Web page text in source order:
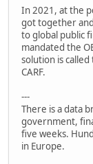
In 2021, at the
got together
to global public
mandated the
solution is
CARF.
---
There is a data
government,
five weeks.
in Europe.